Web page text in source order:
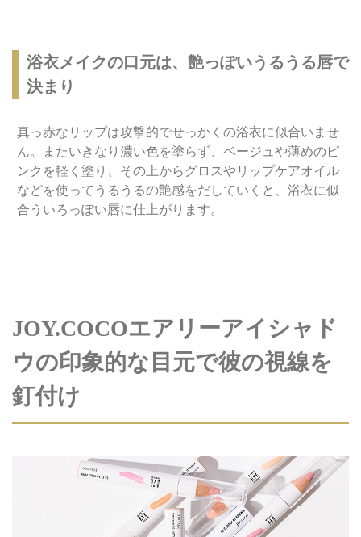
浴衣メイクの口元は、艶っぽいうるうる唇で
決まり
真っ赤なリップは攻撃的でせっかくの浴衣に似合いませ
ん。またいきなり濃い色を塗らず、ベージュや薄めのピ
ンクを軽く塗り、その上からグロスやリップケアオイル
などを使ってうるうるの艶感をだしていくと、浴衣に似
合ういろっぽい唇に仕上がります。
JOY.COCOエアリーアイシャド
ウの印象的な目元で彼の視線を
釘付け